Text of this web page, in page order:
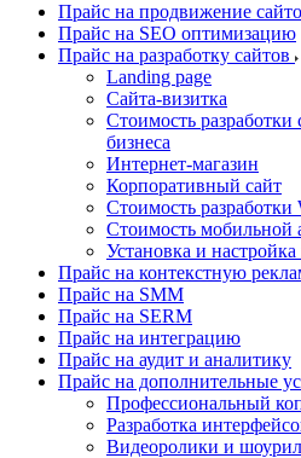
Прайс на продвижение
Прайс на SEO оптимизацию
Прайс на разработку сайтов
Landing page
Cайта-визитка
Стоимость разработки
бизнеса
Интернет-магазин
Корпоративный сайт
Стоимость разработки
Стоимость мобильной
Установка и
Прайс на контекстную
Прайс на SMM
Прайс на SERM
Прайс на интеграцию
Прайс на аудит и аналитику
Прайс на дополнительные
Профессиональный
Разработка
Видеоролики и